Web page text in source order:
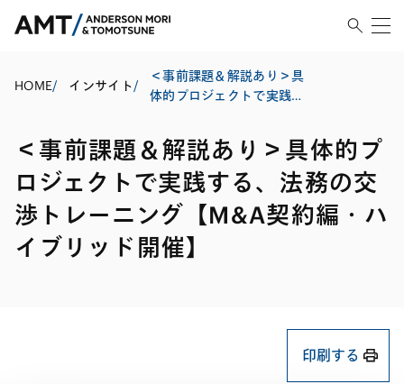
HOME/ インサイト/
＜事前課題＆解説あり＞具
体的プロジェクトで実践す
グ【M&A契約編・ハイブリ
ッド開催】
＜事前課題＆解説あり＞具体的プ
ロジェクトで実践する、法務の交
渉トレーニング【M&A契約編・ハ
イブリッド開催】
印刷する